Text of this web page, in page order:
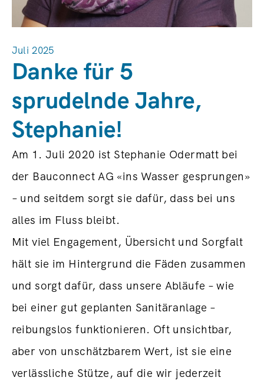
Juli 2025
Danke für 5
sprudelnde Jahre,
Stephanie!
Am 1. Juli 2020 ist Stephanie Odermatt bei
der Bauconnect AG «ins Wasser gesprungen»
– und seitdem sorgt sie dafür, dass bei uns
alles im Fluss bleibt.
Mit viel Engagement, Übersicht und Sorgfalt
hält sie im Hintergrund die Fäden zusammen
und sorgt dafür, dass unsere Abläufe – wie
bei einer gut geplanten Sanitäranlage –
reibungslos funktionieren. Oft unsichtbar,
aber von unschätzbarem Wert, ist sie eine
verlässliche Stütze, auf die wir jederzeit